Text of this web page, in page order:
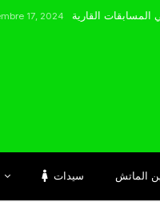
سيدات الماتش